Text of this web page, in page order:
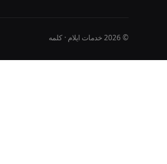
© 2026 خدمات ایلام · کلمه